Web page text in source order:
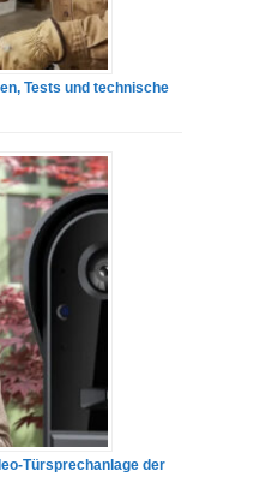
Tests und technische
Türsprechanlage der